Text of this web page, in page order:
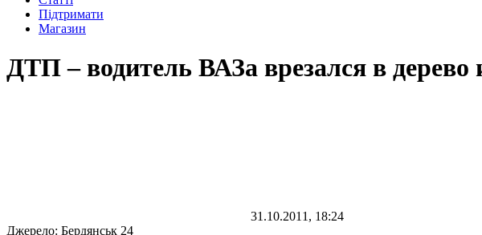
Підтримати
Магазин
ДТП – водитель ВАЗа врезался в
31.10.2011, 18:24
Джерело: Бердянськ 24